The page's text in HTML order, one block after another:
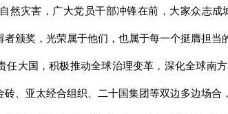
然灾害，广大党员干部冲锋在前，大家众志
颁奖，光荣属于他们，也属于每一个挺膺担当
任大国，积极推动全球治理变革，深化全球南
、亚太经合组织、二十国集团等双边多边场合